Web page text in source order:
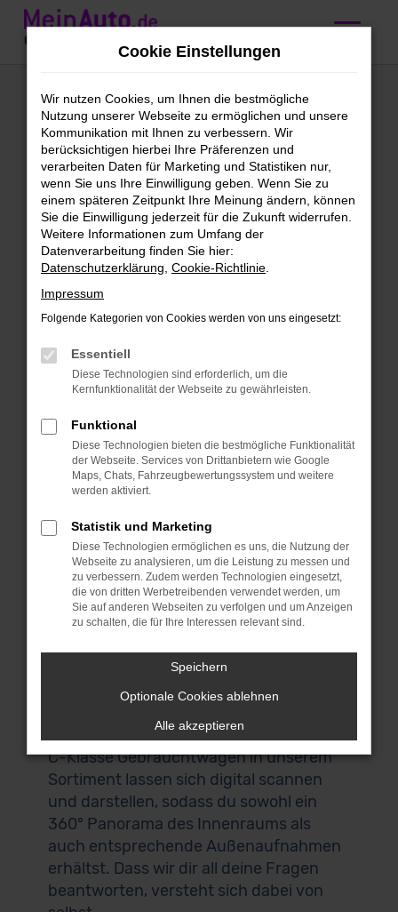
Zum
Hauptinhalt
Mercedes-Benz C-
Klasse
Gebrauchtwagen
kaufen mit
Lieferservice nach
Salzburg
Mercedes-Benz C-Klasse
Gebrauchtwagen – direkt zu dir
nach Salzburg
dieser Gelegenheit kannst du dich gleich
bei unseren Mercedes-Benz C-Klasse
Gebrauchtwagen umsehen und das
passende Fahrzeug für dich finden.
Umgebung kommst, laden wir dich
herzlich zu uns nach Garching ein. Das
liegt bei München und ist über die
Autobahn perfekt zu erreichen. Keine
Zeit? Keine Lust? Kein Problem! Wir
Salzburg und auf Wunsch vor deine
Haustür. Auch für den Autokauf
nicht zu verlassen. Alle Mercedes-Benz
C-Klasse Gebrauchtwagen in unserem
Sortiment lassen sich digital scannen
und darstellen, sodass du sowohl ein
360° Panorama des Innenraums als
auch entsprechende Außenaufnahmen
erhältst. Dass wir dir all deine Fragen
beantworten, versteht sich dabei von
Cookie Einstellungen
Wir nutzen Cookies, um Ihnen die bestmögliche
Nutzung unserer Webseite zu ermöglichen und unsere
Kommunikation mit Ihnen zu verbessern. Wir
berücksichtigen hierbei Ihre Präferenzen und
verarbeiten Daten für Marketing und Statistiken nur,
wenn Sie uns Ihre Einwilligung geben. Wenn Sie zu
einem späteren Zeitpunkt Ihre Meinung ändern, können
Sie die Einwilligung jederzeit für die Zukunft widerrufen.
Weitere Informationen zum Umfang der
Datenverarbeitung finden Sie hier:
Datenschutzerklärung Cookie-Richtlinie
Impressum
Folgende Kategorien von Cookies werden von uns eingesetzt:
Essentiell
Diese Technologien sind erforderlich, um die
Kernfunktionalität der Webseite zu gewährleisten.
Funktional
Diese Technologien bieten die bestmögliche Funktionalität
der Webseite. Services von Drittanbietern wie Google
Maps, Chats, Fahrzeugbewertungssystem und weitere
werden aktiviert.
Statistik und Marketing
Diese Technologien ermöglichen es uns, die Nutzung der
Webseite zu analysieren, um die Leistung zu messen und
zu verbessern. Zudem werden Technologien eingesetzt,
die von dritten Werbetreibenden verwendet werden, um
Sie auf anderen Webseiten zu verfolgen und um Anzeigen
zu schalten, die für Ihre Interessen relevant sind.
Speichern
Optionale Cookies ablehnen
Alle akzeptieren